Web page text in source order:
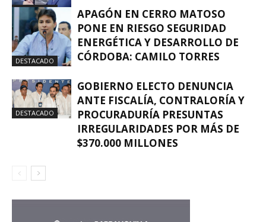
DESTACADO
DESTACADO
APAGÓN EN CERRO MATOSO
PONE EN RIESGO SEGURIDAD
ENERGÉTICA Y DESARROLLO DE
CÓRDOBA: CAMILO TORRES
DESTACADO
GOBIERNO ELECTO DENUNCIA
ANTE FISCALÍA, CONTRALORÍA Y
PROCURADURÍA PRESUNTAS
IRREGULARIDADES POR MÁS DE
$370.000 MILLONES